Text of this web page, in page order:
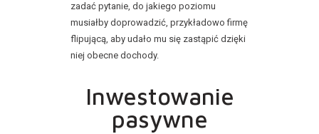
zadać pytanie, do jakiego poziomu
musiałby doprowadzić, przykładowo firmę
flipującą, aby udało mu się zastąpić dzięki
niej obecne dochody.
Inwestowanie
pasywne